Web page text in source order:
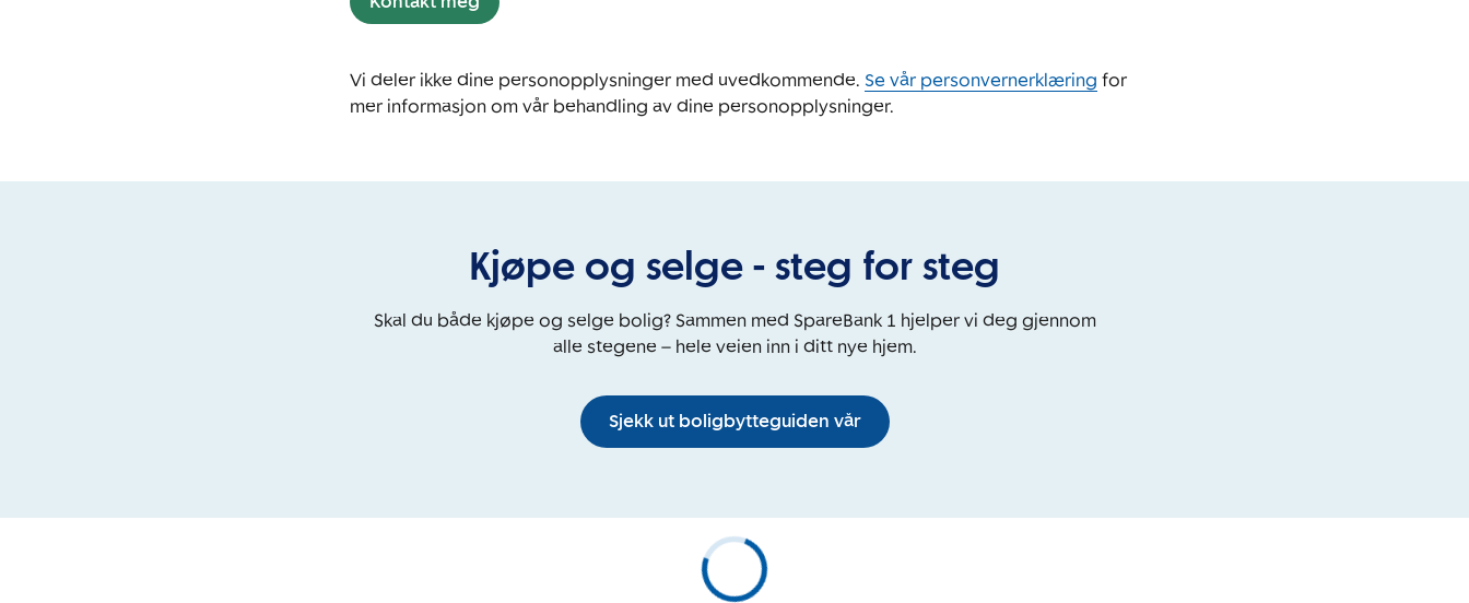
Vi deler ikke dine personopplysninger med uvedkommende. Se vår personvernerklæring for
mer informasjon om vår behandling av dine personopplysninger.
Kjøpe og selge - steg for steg
Skal du både kjøpe og selge bolig? Sammen med SpareBank 1 hjelper vi deg gjennom
alle stegene – hele veien inn i ditt nye hjem.
Sjekk ut boligbytteguiden vår